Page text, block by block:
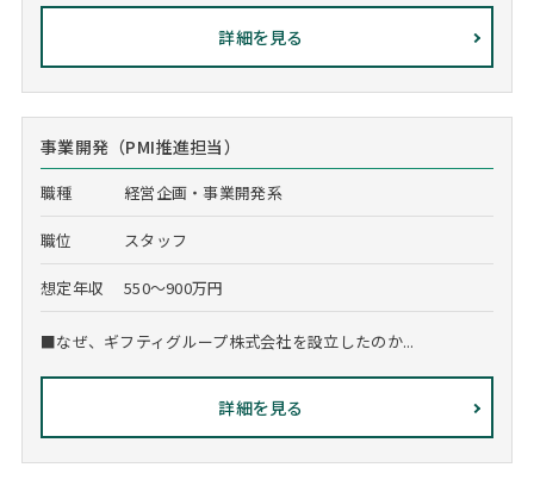
詳細を見る
事業開発（PMI推進担当）
職種 経営企画・事業開発系
職位 スタッフ
想定年収 550～900万円
■なぜ、ギフティグループ株式会社を設立したのか...
詳細を見る